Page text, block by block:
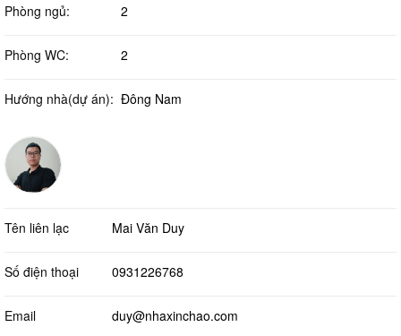
Phòng ngủ: 2
Phòng WC: 2
Hướng nhà(dự án): Đông Nam
Tên liên lạc Mai Văn Duy
Số điện thoại 0931226768
Email duy@nhaxinchao.com